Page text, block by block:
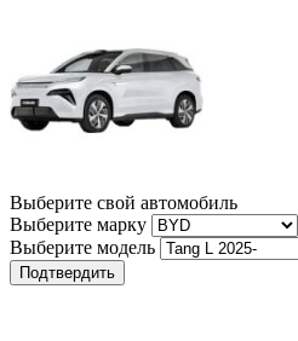
Выберите свой автомобиль
Выберите марку
Выберите модель
Подтвердить